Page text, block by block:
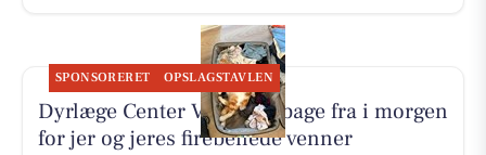
SPONSORERET OPSLAGSTAVLEN
Dyrlæge Center Vest er tilbage fra i morgen
for jer og jeres firebenede venner